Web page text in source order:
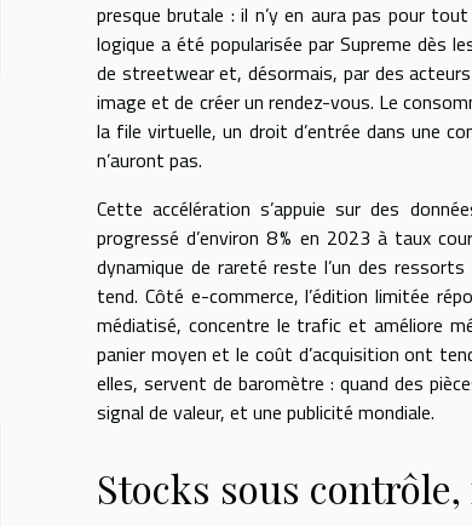
presque brutale : il n’y en aura pas pour
logique a été popularisée par Supreme dès
de streetwear et, désormais, par des
image et de créer un rendez-vous. Le
la file virtuelle, un droit d’entrée dans une
n’auront pas.
Cette accélération s’appuie sur des
progressé d’environ 8 % en 2023 à taux
dynamique de rareté reste l’un des
tend. Côté e-commerce, l’édition limitée
médiatisé, concentre le trafic et améliore
panier moyen et le coût d’acquisition ont
elles, servent de baromètre : quand des
signal de valeur, et une publicité mondiale.
Stocks sous